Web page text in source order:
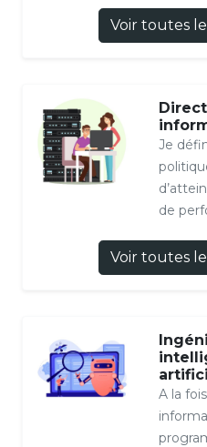
Voir toutes
Je
de
Voir toutes
A la